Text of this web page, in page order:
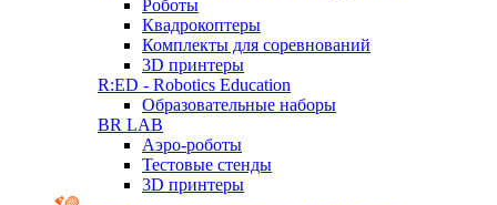
Роботы
Квадрокоптеры
Комплекты для соревнований
3D принтеры
R:ED - Robotics Education
Образовательные наборы
BR LAB
Аэро-роботы
Тестовые стенды
3D принтеры